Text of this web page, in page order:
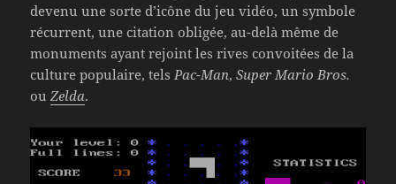
devenu une sorte d’icône du jeu vidéo, un symbole
récurrent, une citation obligée, au-delà même de
monuments ayant rejoint les rives convoitées de la
culture populaire, telsPac-Man,Super Mario Bros.
ouZelda.